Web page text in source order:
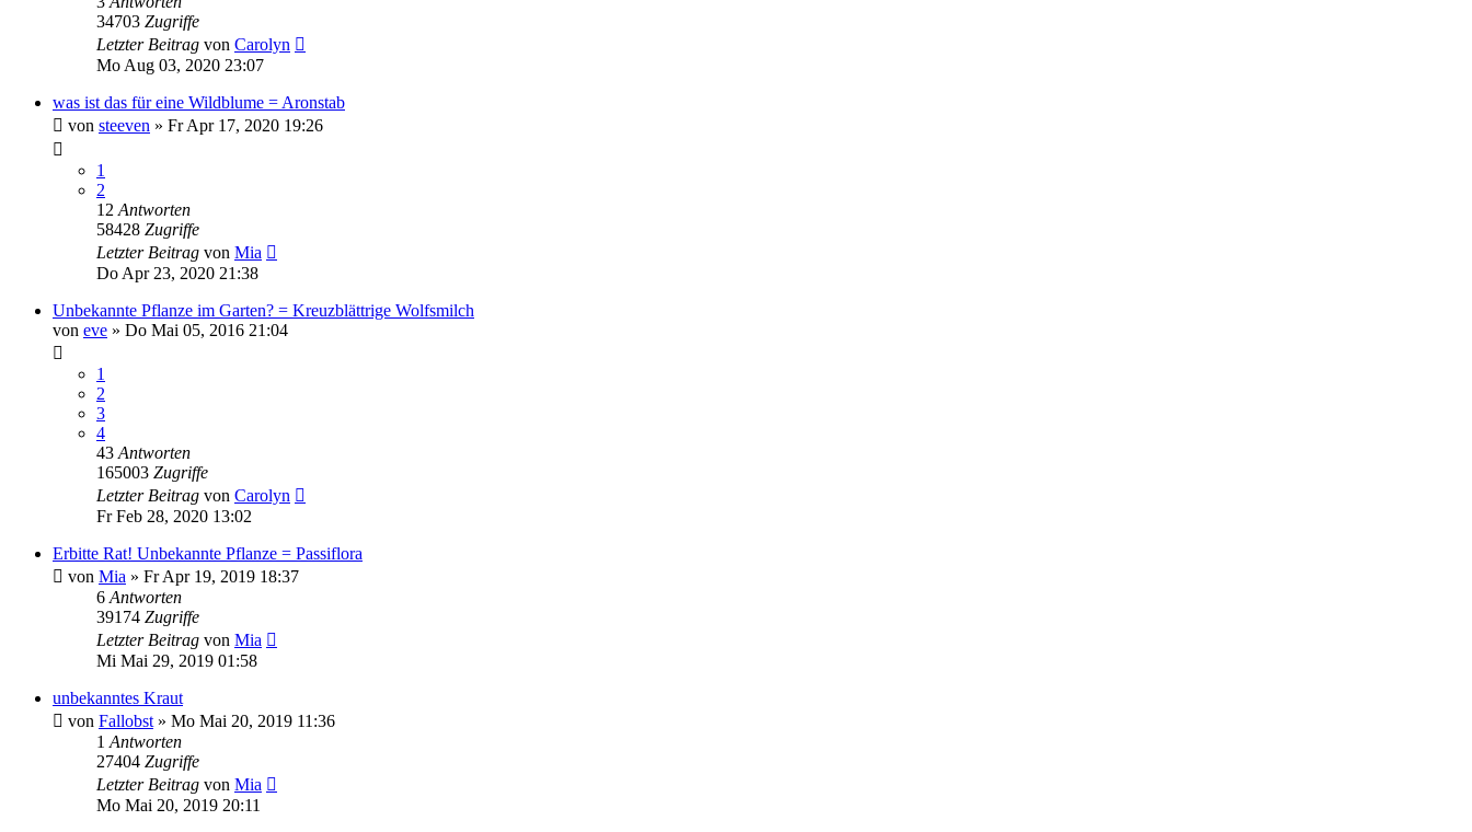
34703 Zugriffe
Letzter Beitrag von Carolyn
Mo Aug 03, 2020 23:07
was ist das für eine Wildblume = Aronstab
von steeven » Fr Apr 17, 2020 19:26
1
2
12 Antworten
58428 Zugriffe
Letzter Beitrag von Mia
Do Apr 23, 2020 21:38
Unbekannte Pflanze im Garten? = Kreuzblättrige Wolfsmilch
von eve » Do Mai 05, 2016 21:04
1
2
3
4
43 Antworten
165003 Zugriffe
Letzter Beitrag von Carolyn
Fr Feb 28, 2020 13:02
Erbitte Rat! Unbekannte Pflanze = Passiflora
von Mia » Fr Apr 19, 2019 18:37
6 Antworten
39174 Zugriffe
Letzter Beitrag von Mia
Mi Mai 29, 2019 01:58
unbekanntes Kraut
von Fallobst » Mo Mai 20, 2019 11:36
1 Antworten
27404 Zugriffe
Letzter Beitrag von Mia
Mo Mai 20, 2019 20:11